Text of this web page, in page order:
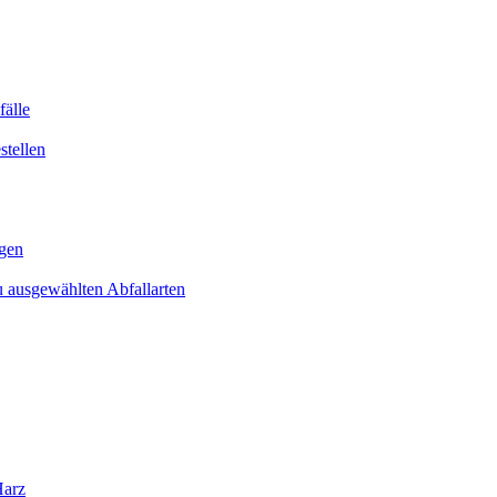
Abfallarten